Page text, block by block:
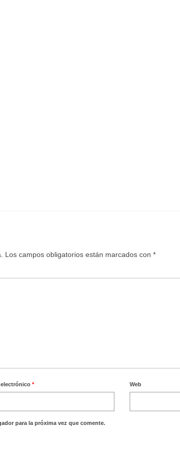
Los campos obligatorios están marcados con *
electrónico* Web
para la próxima vez que comente.